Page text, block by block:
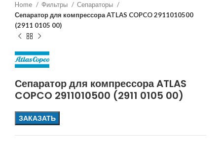
Home Фильтры
Сепараторы
Сепаратор для компрессора ATLAS COPCO 2911010500
(2911 0105 00)
Сепаратор для компрессора ATLAS
COPCO 2911010500 (2911 0105 00)
ЗАКАЗАТЬ